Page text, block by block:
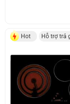
Hot Hỗ trợ trả